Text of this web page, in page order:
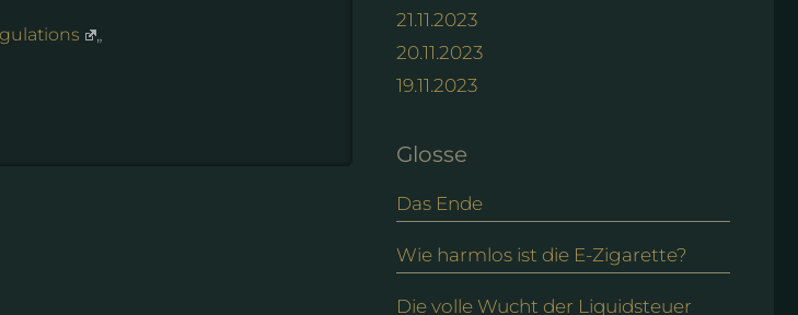
„
21.11.2023
20.11.2023
19.11.2023
Glosse
Das Ende
Wie harmlos ist die E-Zigarette?
Die volle Wucht der Liquidsteuer